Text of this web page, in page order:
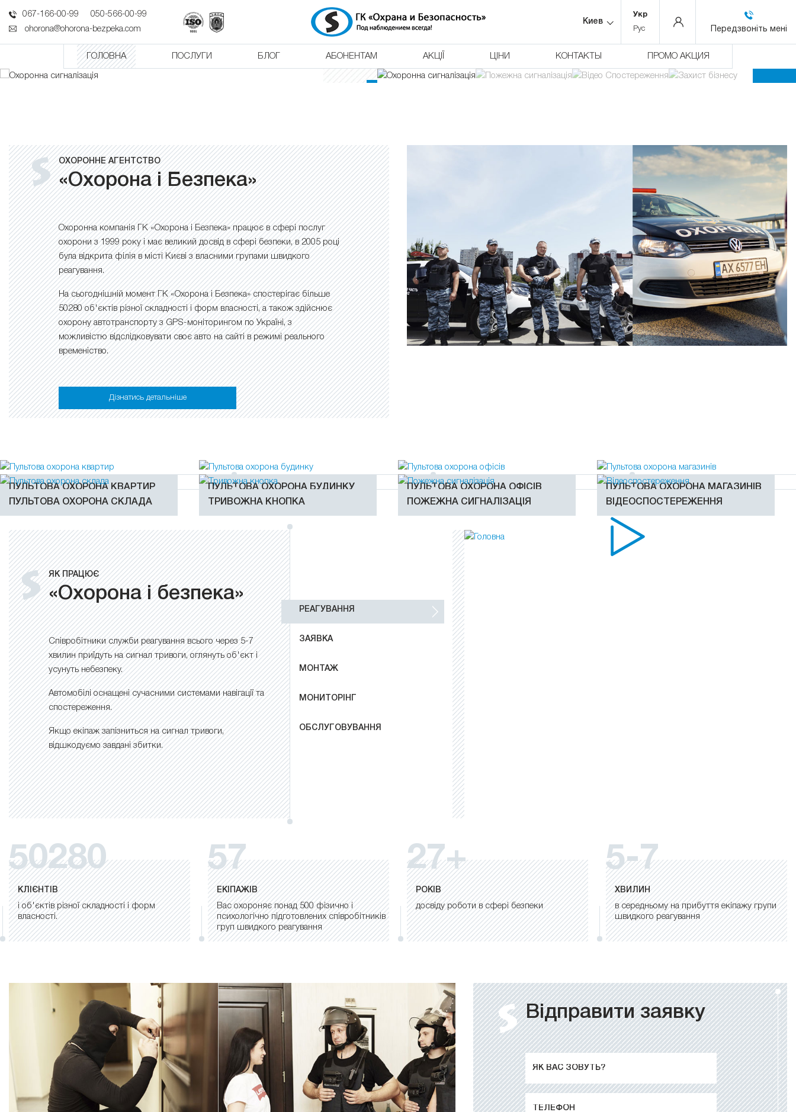
067-166-00-99
050-566-00-99
ohorona@ohorona-bezpeka.com
Киев
Укр
Рус Передзвоніть мені
ГОЛОВНА ПОСЛУГИ БЛОГ АБОНЕНТАМ АКЦІЇ ЦІНИ КОНТАКТЫ ПРОМО АКЦИЯ
Обслуговування від 395
Встановлення від:4700грн
ОХОРОННЕ АГЕНТСТВО
«Охорона і Безпека»
Охоронна компанія ГК «Охорона і Безпека» працює в сфері послуг
охорони з 1999 року і має великий досвід в сфері безпеки, в 2005 році
була відкрита філія в місті Києві з власними групами швидкого
реагування.
На сьогоднішній момент ГК «Охорона і Безпека» спостерігає більше
50280 об'єктів різної складності і форм власності, а також здійснює
охорону автотранспорту з GPS-моніторингом по Україні, з
можливістю відслідковувати своє авто на сайті в режимі реального
временіство.
Дізнатись детальніше
ПУЛЬТОВА ОХОРОНА КВАРТИР ПУЛЬТОВА ОХОРОНА БУДИНКУ ПУЛЬТОВА ОХОРОНА ОФІСІВ
ПУЛЬТОВА ОХОРОНА МАГАЗИНІВ
ПУЛЬТОВА ОХОРОНА СКЛАДА
ТРИВОЖНА КНОПКА ПОЖЕЖНА СИГНАЛІЗАЦІЯ ВІДЕОСПОСТЕРЕЖЕННЯ
ЯК ПРАЦЮЄ
«Охорона і безпека»
Співробітники служби реагування всього через 5-7
хвилин приїдуть на сигнал тривоги, оглянуть об'єкт і
усунуть небезпеку.
Автомобілі оснащені сучасними системами навігації та
спостереження.
Якщо екіпаж запізниться на сигнал тривоги,
відшкодуємо завдані збитки.
РЕАГУВАННЯ
ЗАЯВКА
МОНТАЖ
МОНИТОРІНГ
ОБСЛУГОВУВАННЯ
50280
КЛІЄНТІВ
і об'єктів різної складності і форм
власності.
57
ЕКІПАЖІВ
Вас охороняє понад 500 фізично і
психологічно підготовлених співробітників
груп швидкого реагування
27+
РОКІВ
досвіду роботи в сфері безпеки
5-7
ХВИЛИН
в середньому на прибуття екіпажу групи
швидкого реагування
Відправити заявку